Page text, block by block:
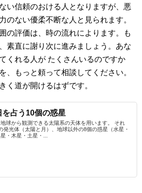
い信頼のおける人となりますが、悪
のない優柔不断な人と見られます。
の評価は、時の流れによります。も
素直に謝り次に進みましょう。あな
くれる人が たくさんいるのですか
、もっと頼って相談してください。
く道が開けるはずです。
を占う10個の惑星
球から観測できる太陽系の天体を用います。 それ
発光体（太陽と月）、地球以外の8個の惑星（水星・
・木星・土星・...